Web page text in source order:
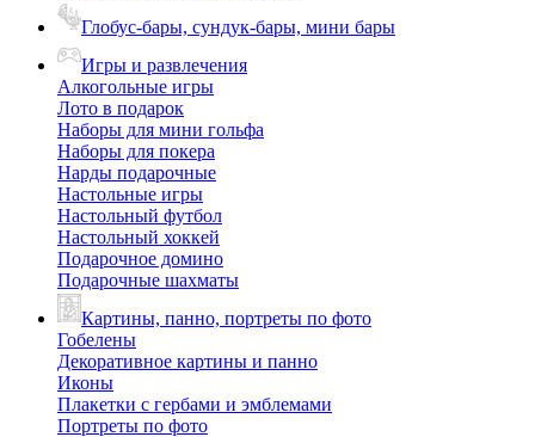
Глобус-бары, сундук-бары, мини бары
Игры и развлечения
Алкогольные игры
Лото в подарок
Наборы для мини гольфа
Наборы для покера
Нарды подарочные
Настольные игры
Настольный футбол
Настольный хоккей
Подарочное домино
Подарочные шахматы
Картины, панно, портреты по фото
Гобелены
Декоративное картины и панно
Иконы
Плакетки с гербами и эмблемами
Портреты по фото